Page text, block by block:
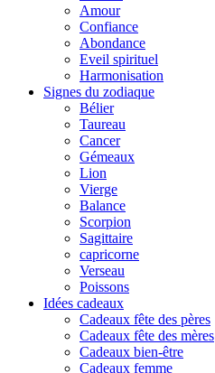
Amour
Confiance
Abondance
Eveil spirituel
Harmonisation
Signes du zodiaque
Bélier
Taureau
Cancer
Gémeaux
Lion
Vierge
Balance
Scorpion
Sagittaire
capricorne
Verseau
Poissons
Idées cadeaux
Cadeaux fête des pères
Cadeaux fête des mères
Cadeaux bien-être
Cadeaux femme